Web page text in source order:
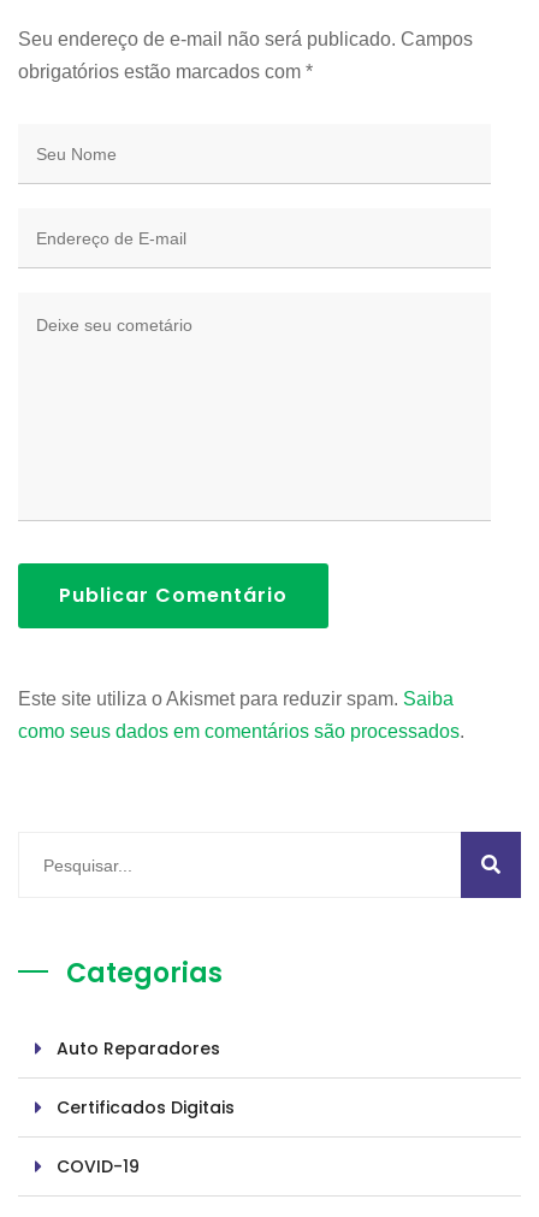
Seu endereço de e-mail não será publicado. Campos
obrigatórios estão marcados com *
Publicar Comentário
Este site utiliza o Akismet para reduzir spam. Saiba
como seus dados em comentários são processados.
Categorias
Auto Reparadores
Certificados Digitais
COVID-19